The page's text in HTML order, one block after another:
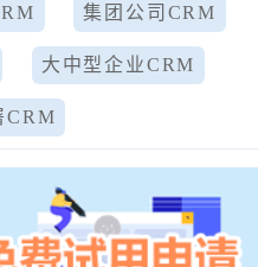
集团公司CRM
大中型企业CRM
CRM